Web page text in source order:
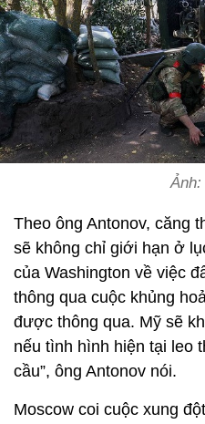
Ảnh:
Theo ông Antonov, căng
sẽ không chỉ giới hạn ở
của Washington về việc
thông qua cuộc khủng
được thông qua. Mỹ sẽ
nếu tình hình hiện tại leo
cầu”, ông Antonov nói.
Moscow coi cuộc xung